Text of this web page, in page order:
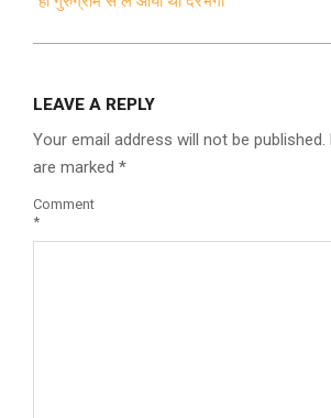
LEAVE A REPLY
Your email address will not be published.
are marked *
Comment
*